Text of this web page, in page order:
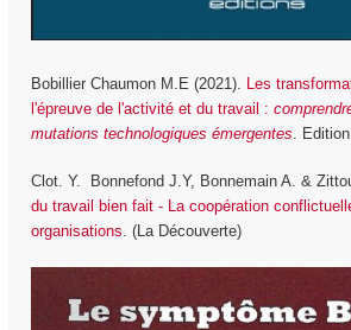
Bobillier Chaumon M.E (2021).
Les
l'épreuve de l'activité et du travail :
mutations technologiques émergentes .
Clot. Y. Bonnefond J.Y, Bonnemain A. &
du travail bien fait - La coopération
organisations. (La Découverte)